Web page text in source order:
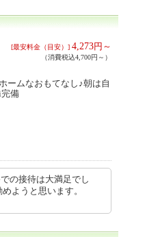
[最安料金（目安）] 4,273円～
（消費税込4,700円～）
ームなおもてなし♪朝は自
備
の接待は大満足でし
めようと思います。